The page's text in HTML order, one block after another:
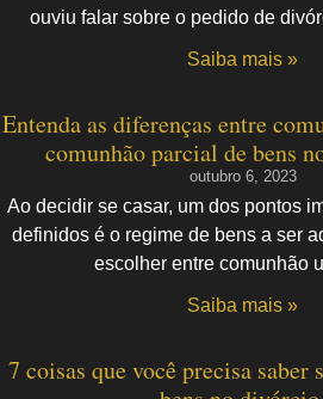
ouviu falar sobre o pedido de
Saiba mais »
Entenda as diferenças entre
comunhão parcial de bens
outubro 6, 2023
Ao decidir se casar, um dos pontos
definidos é o regime de bens a ser
escolher entre comunhão
Saiba mais »
7 coisas que você precisa saber